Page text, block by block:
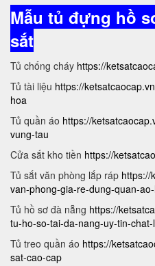
Mẫu tủ đựng hồ
sắt
Tủ chống cháy https://
Tủ tài liệu https://
hoa
Tủ quần áo https://
vung-tau
Cửa sắt kho tiền https://
Tủ sắt văn phòng lắp ráp https://
van-phong-gia-re-dung-quan-
Tủ hồ sơ đà nẵng https://
tu-ho-so-tai-da-nang-uy-tin-chat-
Tủ treo quần áo https://
sat-cao-cap